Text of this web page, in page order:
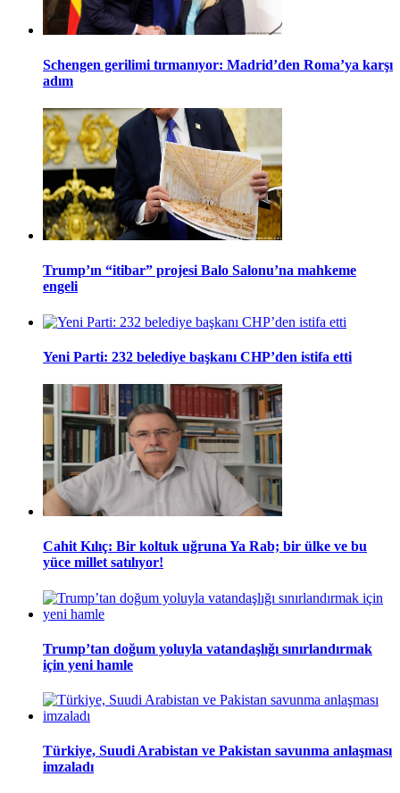
Schengen gerilimi tırmanıyor: Madrid’den Roma’ya karşı
adım
Trump’ın “itibar” projesi Balo Salonu’na mahkeme
engeli
Yeni Parti: 232 belediye başkanı CHP’den istifa etti
Cahit Kılıç: Bir koltuk uğruna Ya Rab; bir ülke ve bu
yüce millet satılıyor!
Trump’tan doğum yoluyla vatandaşlığı sınırlandırmak
için yeni hamle
Türkiye, Suudi Arabistan ve Pakistan savunma anlaşması
imzaladı